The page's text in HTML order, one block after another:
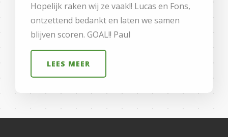
Hopelijk raken wij ze vaak!! Lucas en Fons,
ontzettend bedankt en laten we samen
blijven scoren. GOAL!! Paul
LEES MEER